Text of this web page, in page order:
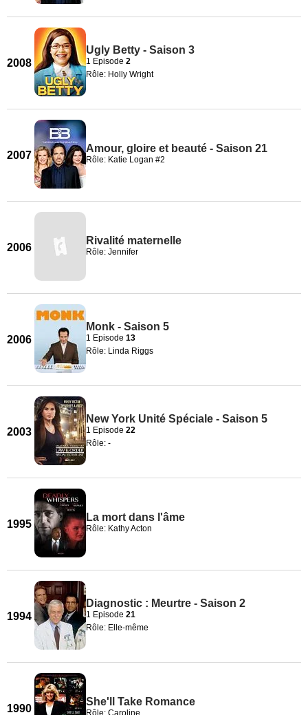
2008
Ugly Betty - Saison 3
1 Episode 2
Rôle: Holly Wright
2007
Amour, gloire et beauté - Saison 21
Rôle: Katie Logan #2
2006
Rivalité maternelle
Rôle: Jennifer
2006
Monk - Saison 5
1 Episode 13
Rôle: Linda Riggs
2003
New York Unité Spéciale - Saison 5
1 Episode 22
Rôle: -
1995
La mort dans l'âme
Rôle: Kathy Acton
1994
Diagnostic : Meurtre - Saison 2
1 Episode 21
Rôle: Elle-même
1990
She'll Take Romance
Rôle: Caroline